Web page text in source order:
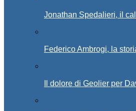
Jonathan Spedalieri, il
Federico Ambrogi, la
Il dolore di Geolier per